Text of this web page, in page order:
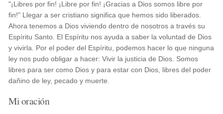
"¡Libres por fin! ¡Libre por fin! ¡Gracias a Dios somos libre por
fin!" Llegar a ser cristiano significa que hemos sido liberados.
Ahora tenemos a Dios viviendo dentro de nosotros a través su
Espíritu Santo. El Espíritu nos ayuda a saber la voluntad de Dios
y vivirla. Por el poder del Espíritu, podemos hacer lo que ninguna
ley nos pudo obligar a hacer: Vivir la justicia de Dios. Somos
libres para ser como Dios y para estar con Dios, libres del poder
dañino de ley, pecado y muerte.
Mi oración